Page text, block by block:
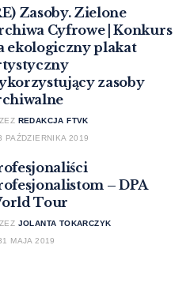
Zasoby. Zielone
Cyfrowe | Konkurs
ekologiczny plakat
zasoby
REDAKCJA FTVK
PAŹDZIERNIKA 2019
– DPA
Tour
JOLANTA TOKARCZYK
MAJA 2019